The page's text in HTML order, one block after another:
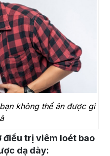
không thể ăn được gì
điều trị viêm loét bao
dạ dày: